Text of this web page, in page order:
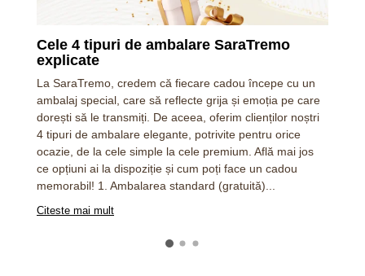
Cele 4 tipuri de ambalare SaraTremo
explicate
La SaraTremo, credem că fiecare cadou începe cu un
ambalaj special, care să reflecte grija și emoția pe care
dorești să le transmiți. De aceea, oferim clienților noștri
4 tipuri de ambalare elegante, potrivite pentru orice
ocazie, de la cele simple la cele premium. Află mai jos
ce opțiuni ai la dispoziție și cum poți face un cadou
memorabil! 1. Ambalarea standard (gratuită)...
Citeste mai mult